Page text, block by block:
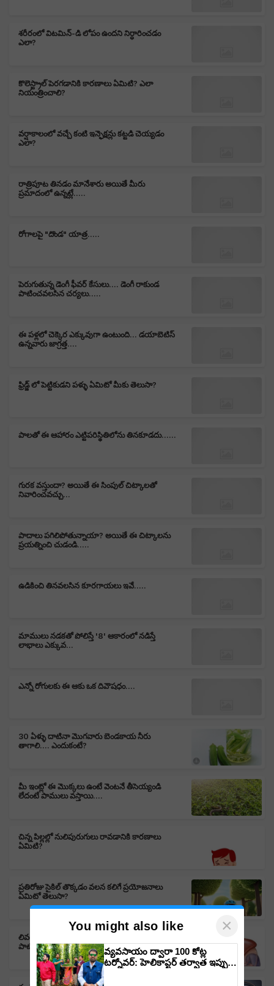
శరీరంలో విటమిన్-డి లోపం ఉందని నిర్ధారించడం
ఎలా?
కొలెస్ట్రాల్ పెరగడానికి కారణాలు ఏమిటి? ఎలా
నియంత్రించాలి?
వర్షాకాలంలో వచ్చే కంటి ఇన్ఫెక్షన్లు కట్టడి చెయ్యడం
ఎలా?
రాత్రిపూట తినడం మానేశారు అయితే మీరు
ప్రమాదంలో ఉన్నట్లే.....
రోగాలపై "దొండ" యాత్ర.....
పెరుగుతున్న డెంగీ ఫీవర్ కేసులు.... డెంగీ రాకుండ
పాటించవలసిన చర్యలు.....
ఈ పళ్లలో చెక్కెర ఎక్కువుగా ఉంటుంది... డయాబెటిస్
ఉన్నవారు జాగ్రత్త....
ఫ్రిడ్జ్ లో పెట్టికుడని పళ్ళు ఏమిటో మీకు తెలుసా?
పాలతో ఈ ఆహారం ఎట్టిపరిస్థితిలోను తినకూడదు......
గురక వస్తుందా? అయితే ఈ సింపుల్ చిట్కాలతో
నివారించవచ్చు...
పాదాలు పగిలిపోతున్నాయా? అయితే ఈ చిట్కాలను
ప్రయత్నించి చుడండి.....
ఉడికించి తినవలసిన కూరగాయలు ఇవే.....
మాములు నడకతో పోలిస్తే '8' ఆకారంలో నడిస్తే
లాభాలు ఎక్కువ...
ఎన్నో రోగులకు ఈ ఆకు ఒక దివౌషధం....
30 ఏళ్ళు దాటినా మొగవారు బెండకాయ నీరు
తాగాలి.... ఎందుకంటే?
మీ ఇంట్లో ఈ మొక్కలు ఉంటే వెంటనే తీసెయ్యండి
లేదంటే పాములు వస్తాయి....
చిన్న పిల్లల్లో నులిపురుగులు రావడానికి కారణాలు
ఏమిటి?
ప్రతిరోజు సైకిల్ తొక్కడం వలన కలిగే ప్రయోజనాలు
ఏమిటో తెలుసా?
లివర్ ఆరోగ్యాన్ని కప్పుకోవడానికి ఈ జాగ్రత్తలు
పాటించండి....
रिपोर्ट की मुख्य बातें और
You might also like ×
వ్యవసాయం ద్వారా 100 కోట్ల
టర్నోవర్: హెలికాప్టర్ తర్వాత ఇప్పుడు